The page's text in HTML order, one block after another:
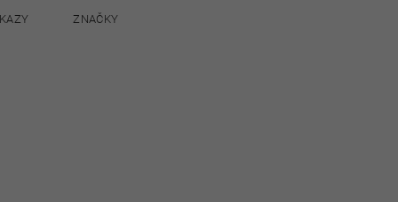
ZNAČKY